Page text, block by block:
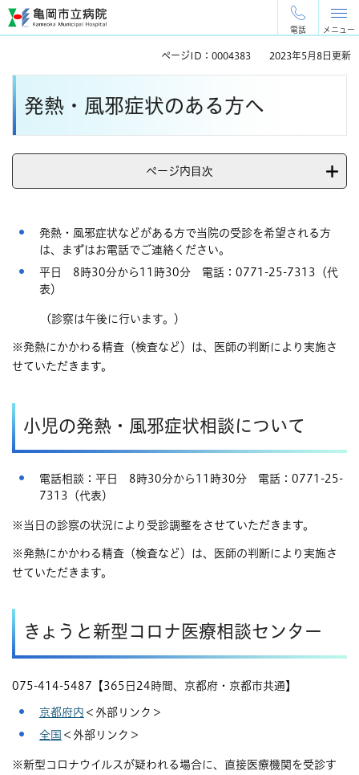
ペ
ー
メ
ニ
電話 メニュー
ページID：0004383 2023年5月8日更新
発熱・風邪症状のある方へ
ページ内目次
発熱・風邪症状などがある方で当院の受診を希望される方
は、まずはお電話でご連絡ください。
平日 8時30分から11時30分 電話：0771-25-7313（代
表）
(診察は午後に行います。）
※発熱にかかわる精査（検査など）は、医師の判断により実施さ
せていただきます。
小児の発熱・風邪症状相談について​
電話相談：平日 8時30分から11時30分 電話：0771-25-
7313（代表）
※当日の診察の状況により受診調整をさせていただきます。
※発熱にかかわる精査（検査など）は、医師の判断により実施さ
せていただきます。
きょうと新型コロナ医療相談センター
075-414-5487【365日24時間、京都府・京都市共通】
京都府内 ＜外部リンク＞
全国 ＜外部リンク＞
※新型コロナウイルスが疑われる場合に、直接医療機関を受診す